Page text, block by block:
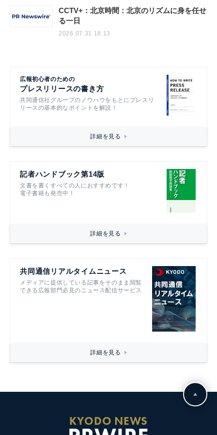
CCTV+：北京時間：北京のリズムに身を任せ
る一日
2026.07.31 18:13
広報初心者のための
プレスリリースの書き方
共同通信社グループのノウハウをもとにプレスリ
リースの基本的なポイントを解説！
詳細を見る
記者ハンドブック第14版
文書を書くすべての人におすすめです！
電子書籍も発売中！
詳細を見る
共同通信リアルタイムニュース
メディアに提供している記事をそのまま閲覧
できる広報部門必見のニュース配信サービス
詳細を見る
KYODO NEWS